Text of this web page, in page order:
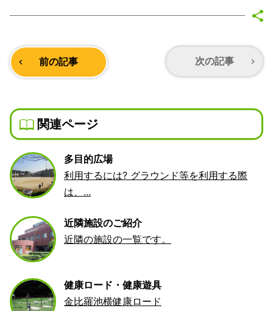
navigate_before 前の記事 次の記事 navigate_next
関連ページ
多目的広場
利用するには? グラウンド等を利用する際
は、...
近隣施設のご紹介
近隣の施設の一覧です。
健康ロード・健康遊具
金比羅池横健康ロード